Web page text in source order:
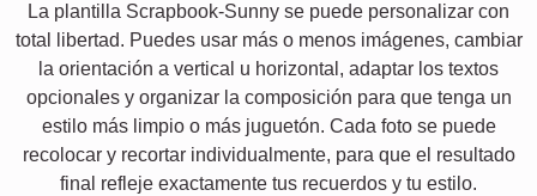
La plantilla Scrapbook-Sunny se puede personalizar con
total libertad. Puedes usar más o menos imágenes, cambiar
la orientación a vertical u horizontal, adaptar los textos
opcionales y organizar la composición para que tenga un
estilo más limpio o más juguetón. Cada foto se puede
recolocar y recortar individualmente, para que el resultado
final refleje exactamente tus recuerdos y tu estilo.